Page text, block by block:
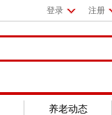
注册
登录
养老动态